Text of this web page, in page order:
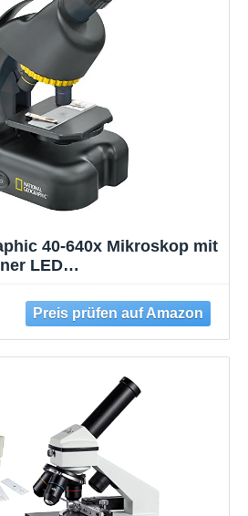
40-640x Mikroskop mit
LED
Objekttisch,
und umfangreichem